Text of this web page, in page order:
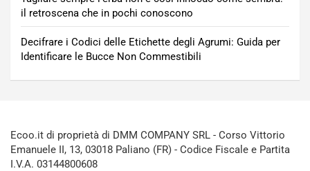
il retroscena che in pochi conoscono
Decifrare i Codici delle Etichette degli Agrumi: Guida per
Identificare le Bucce Non Commestibili
Ecoo.it di proprietà di DMM COMPANY SRL - Corso Vittorio
Emanuele II, 13, 03018 Paliano (FR) - Codice Fiscale e Partita
I.V.A. 03144800608